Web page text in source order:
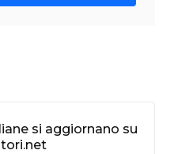
si aggiornano su